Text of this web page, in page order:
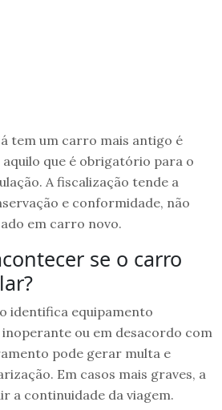
tem um carro mais antigo é
que é obrigatório para o
A fiscalização tende a
e conformidade, não
em carro novo.
se o carro
identifica equipamento
ou em desacordo com
pode gerar multa e
Em casos mais graves, a
a continuidade da viagem.